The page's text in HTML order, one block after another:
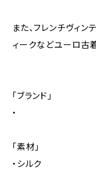
また、フレンチヴィン
ィークなどユーロ古
「ブランド」
・
「素材」
・シルク